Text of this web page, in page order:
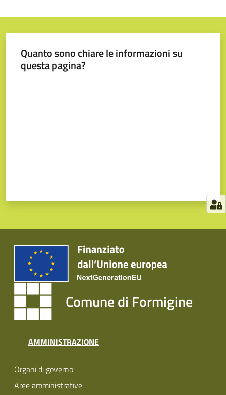
Quanto sono chiare le informazioni su
questa pagina?
Comune di Formigine
AMMINISTRAZIONE
Organi di governo
Aree amministrative